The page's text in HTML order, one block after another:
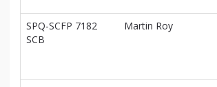
SPQ-SCFP 7182
SCB
Martin Roy